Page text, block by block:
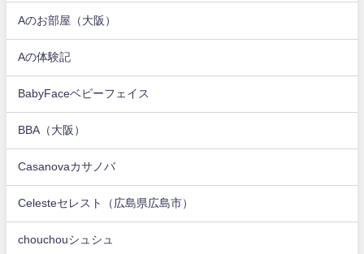
Aのお部屋（大阪）
Aの体験記
BabyFaceベビーフェイス
BBA（大阪）
Casanovaカサノバ
Celesteセレスト（広島県広島市）
chouchouシュシュ